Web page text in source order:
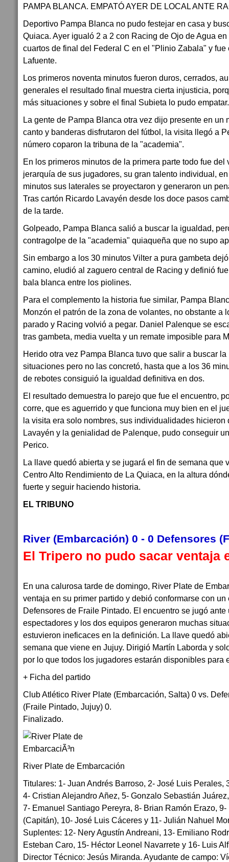
PAMPA BLANCA. EMPATÓ AYER DE LOCAL ANTE
Deportivo Pampa Blanca no pudo festejar en casa y
Quiaca. Ayer igualó 2 a 2 con Racing de Ojo de Agua
cuartos de final del Federal C en el "Plinio Zabala" y fue
Lafuente.
Los primeros noventa minutos fueron duros, cerrados,
generales el resultado final muestra cierta injusticia,
más situaciones y sobre el final Subieta lo pudo empatar.
La gente de Pampa Blanca otra vez dijo presente en un
canto y banderas disfrutaron del fútbol, la visita llegó a
número coparon la tribuna de la "academia".
En los primeros minutos de la primera parte todo fue del
jerarquía de sus jugadores, su gran talento individual,
minutos sus laterales se proyectaron y generaron un
Tras cartón Ricardo Lavayén desde los doce pasos
de la tarde.
Golpeado, Pampa Blanca salió a buscar la igualdad,
contragolpe de la "academia" quiaqueña que no supo
Sin embargo a los 30 minutos Vilter a pura gambeta
camino, eludió al zaguero central de Racing y definió
bala blanca entre los piolines.
Para el complemento la historia fue similar, Pampa
Monzón el patrón de la zona de volantes, no obstante a
parado y Racing volvió a pegar. Daniel Palenque se
tras gambeta, media vuelta y un remate imposible para
Herido otra vez Pampa Blanca tuvo que salir a buscar
situaciones pero no las concretó, hasta que a los 36
de rebotes consiguió la igualdad definitiva en dos.
El resultado demuestra lo parejo que fue el encuentro,
corre, que es aguerrido y que funciona muy bien en el
la visita era solo nombres, sus individualidades hicieron
Lavayén y la genialidad de Palenque, pudo conseguir
Perico.
La llave quedó abierta y se jugará el fin de semana que
Centro Alto Rendimiento de La Quiaca, en la altura
fuerte y seguir haciendo historia.
EL TRIBUNO
River (Embarcación) 0 - 0 Defensores
El Tripero no pudo sacar ventaja
En una calurosa tarde de domingo, River Plate de
ventaja en su primer partido y debió conformarse con
Defensores de Fraile Pintado. El encuentro se jugó ante
espectadores y los dos equipos generaron muchas
estuvieron ineficaces en la definición. La llave quedó
semana que viene en Jujuy. Dirigió Martín Laborda y
por lo que todos los jugadores estarán disponibles para
+ Ficha del partido
Club Atlético River Plate (Embarcación, Salta) 0 vs.
(Fraile Pintado, Jujuy) 0.
Finalizado.
River Plate de Embarcación
Titulares: 1- Juan Andrés Barroso, 2- José Luis Perales,
4- Cristian Alejandro Añez, 5- Gonzalo Sebastián
7- Emanuel Santiago Pereyra, 8- Brian Ramón Erazo,
(Capitán), 10- José Luis Cáceres y 11- Julián Nahuel
Suplentes: 12- Nery Agustín Andreani, 13- Emiliano
Esteban Caro, 15- Héctor Leonel Navarrete y 16- Luis
Director Técnico: Jesús Miranda. Ayudante de campo: